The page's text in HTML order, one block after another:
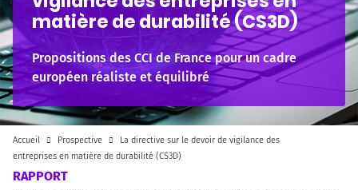
matière de durabilité (CS3D)
Propositions des CCI de France pour un cadre
européen réaliste et équilibré
Accueil Prospective
La directive sur le devoir de vigilance des
entreprises en matière de durabilité (CS3D)
RAPPORT